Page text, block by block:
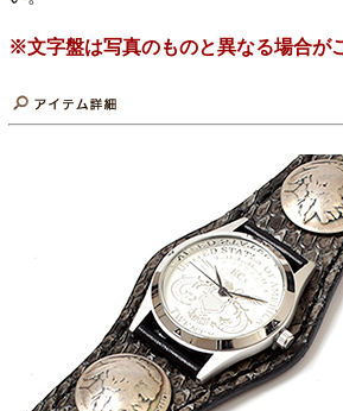
※文字盤は写真のものと異なる場合が